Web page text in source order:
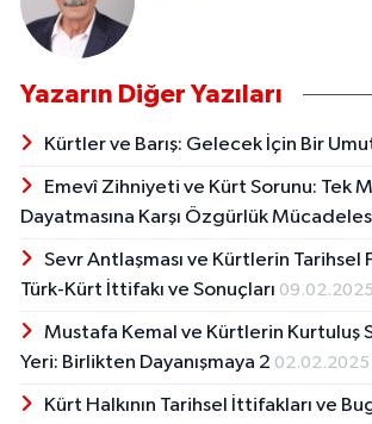
Yazarın Diğer Yazıları
Kürtler ve Barış: Gelecek İçin Bir
Emevî Zihniyeti ve Kürt Sorunu: Tek
Dayatmasına Karşı Özgürlük
Sevr Antlaşması ve Kürtlerin Tarihsel
Türk-Kürt İttifakı ve Sonuçları 09.02.2025
Mustafa Kemal ve Kürtlerin Kurtuluş
Yeri: Birlikten Dayanışmaya 2 02.02.2025
Kürt Halkının Tarihsel İttifakları ve